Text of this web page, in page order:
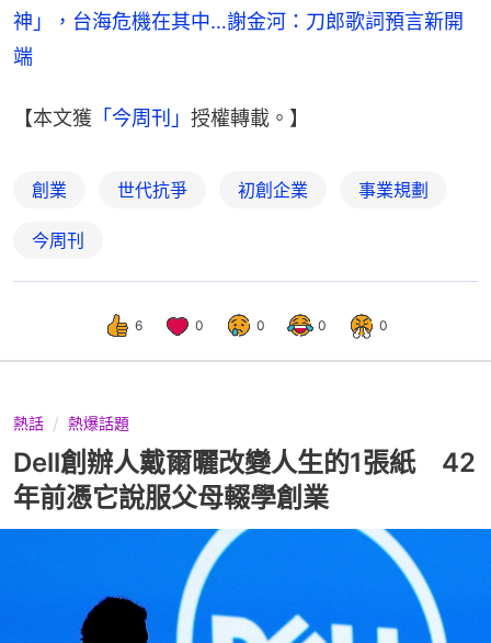
神」，台海危機在其中…謝金河：刀郎歌詞預言新開
端
【本文獲 「今周刊」 授權轉載。】
創業 世代抗爭 初創企業 事業規劃
今周刊
6 0 0 0 0
熱話 熱爆話題
Dell創辦人戴爾曬改變人生的1張紙 42
年前憑它說服父母輟學創業